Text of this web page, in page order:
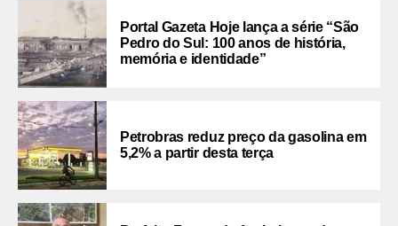
Portal Gazeta Hoje lança a série “São
Pedro do Sul: 100 anos de história,
memória e identidade”
Petrobras reduz preço da gasolina em
5,2% a partir desta terça